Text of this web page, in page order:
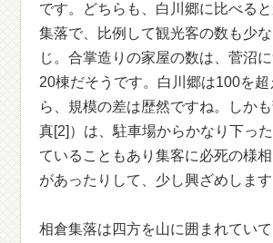
です。どちらも、白川郷に比べる
集落で、比例して観光客の数も少
じ。合掌造りの家屋の数は、菅沼
20棟だそうです。白川郷は100を
ら、規模の差は歴然ですね。しか
真[2]）は、駐車場からかなり下っ
ていることもあり集客に必死の様
があったりして、少し興ざめします
相倉集落は四方を山に囲まれてい